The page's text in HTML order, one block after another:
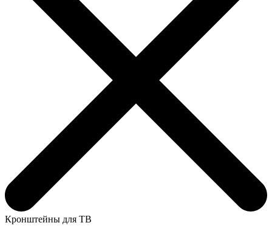
Кронштейны для ТВ